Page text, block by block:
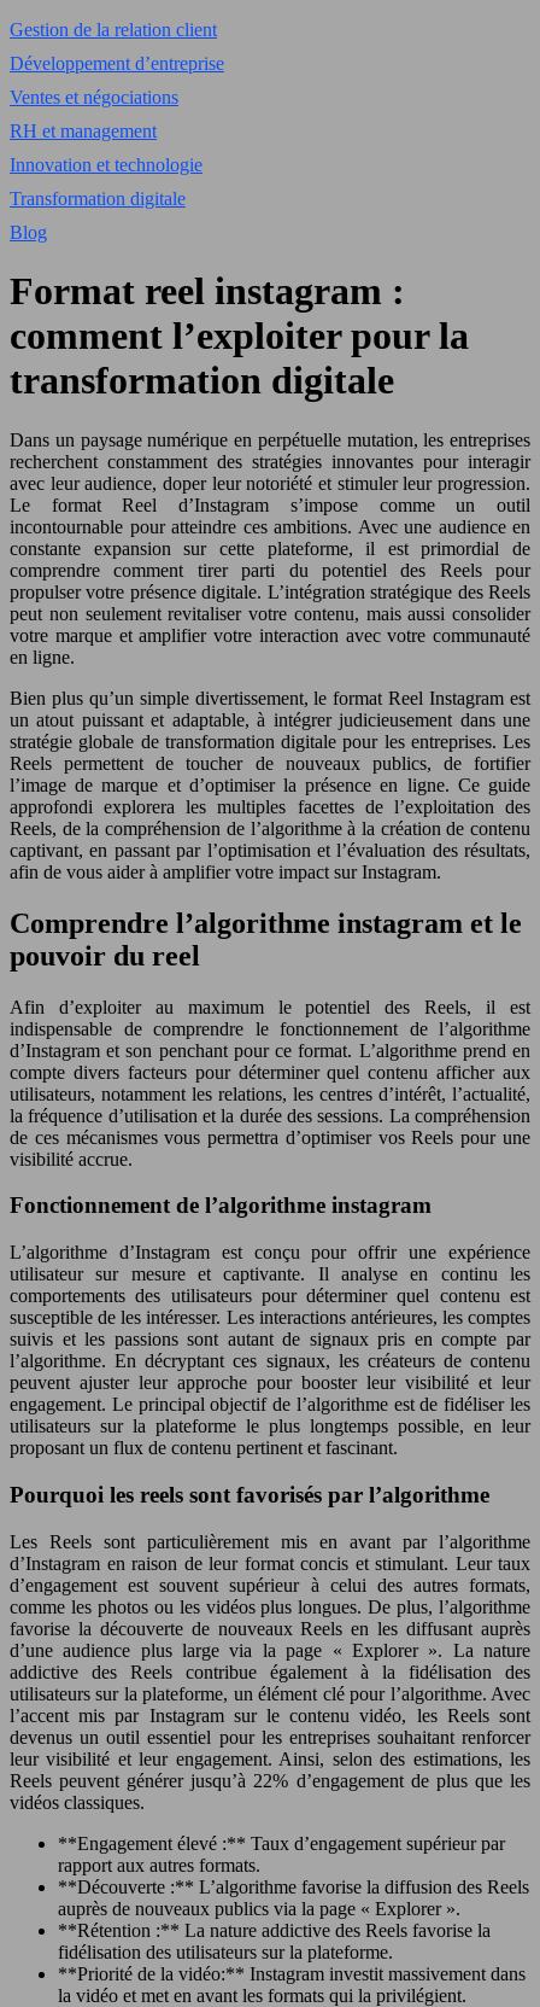
Gestion de la relation client
Développement d’entreprise
Ventes et négociations
RH et management
Innovation et technologie
Transformation digitale
Blog
Format reel instagram :
comment l’exploiter pour la
transformation digitale
Dans un paysage numérique en perpétuelle mutation, les entreprises
recherchent constamment des stratégies innovantes pour interagir
avec leur audience, doper leur notoriété et stimuler leur progression.
Le format Reel d’Instagram s’impose comme un outil
incontournable pour atteindre ces ambitions. Avec une audience en
constante expansion sur cette plateforme, il est primordial de
comprendre comment tirer parti du potentiel des Reels pour
propulser votre présence digitale. L’intégration stratégique des Reels
peut non seulement revitaliser votre contenu, mais aussi consolider
votre marque et amplifier votre interaction avec votre communauté
en ligne.
Bien plus qu’un simple divertissement, le format Reel Instagram est
un atout puissant et adaptable, à intégrer judicieusement dans une
stratégie globale de transformation digitale pour les entreprises. Les
Reels permettent de toucher de nouveaux publics, de fortifier
l’image de marque et d’optimiser la présence en ligne. Ce guide
approfondi explorera les multiples facettes de l’exploitation des
Reels, de la compréhension de l’algorithme à la création de contenu
captivant, en passant par l’optimisation et l’évaluation des résultats,
afin de vous aider à amplifier votre impact sur Instagram.
Comprendre l’algorithme instagram et le
pouvoir du reel
Afin d’exploiter au maximum le potentiel des Reels, il est
indispensable de comprendre le fonctionnement de l’algorithme
d’Instagram et son penchant pour ce format. L’algorithme prend en
compte divers facteurs pour déterminer quel contenu afficher aux
utilisateurs, notamment les relations, les centres d’intérêt, l’actualité,
la fréquence d’utilisation et la durée des sessions. La compréhension
de ces mécanismes vous permettra d’optimiser vos Reels pour une
visibilité accrue.
Fonctionnement de l’algorithme instagram
L’algorithme d’Instagram est conçu pour offrir une expérience
utilisateur sur mesure et captivante. Il analyse en continu les
comportements des utilisateurs pour déterminer quel contenu est
susceptible de les intéresser. Les interactions antérieures, les comptes
suivis et les passions sont autant de signaux pris en compte par
l’algorithme. En décryptant ces signaux, les créateurs de contenu
peuvent ajuster leur approche pour booster leur visibilité et leur
engagement. Le principal objectif de l’algorithme est de fidéliser les
utilisateurs sur la plateforme le plus longtemps possible, en leur
proposant un flux de contenu pertinent et fascinant.
Pourquoi les reels sont favorisés par l’algorithme
Les Reels sont particulièrement mis en avant par l’algorithme
d’Instagram en raison de leur format concis et stimulant. Leur taux
d’engagement est souvent supérieur à celui des autres formats,
comme les photos ou les vidéos plus longues. De plus, l’algorithme
favorise la découverte de nouveaux Reels en les diffusant auprès
d’une audience plus large via la page « Explorer ». La nature
addictive des Reels contribue également à la fidélisation des
utilisateurs sur la plateforme, un élément clé pour l’algorithme. Avec
l’accent mis par Instagram sur le contenu vidéo, les Reels sont
devenus un outil essentiel pour les entreprises souhaitant renforcer
leur visibilité et leur engagement. Ainsi, selon des estimations, les
Reels peuvent générer jusqu’à 22% d’engagement de plus que les
vidéos classiques.
**Engagement élevé :** Taux d’engagement supérieur par
rapport aux autres formats.
**Découverte :** L’algorithme favorise la diffusion des Reels
auprès de nouveaux publics via la page « Explorer ».
**Rétention :** La nature addictive des Reels favorise la
fidélisation des utilisateurs sur la plateforme.
**Priorité de la vidéo:** Instagram investit massivement dans
la vidéo et met en avant les formats qui la privilégient.